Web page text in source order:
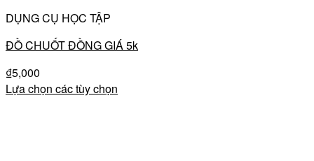
DỤNG CỤ HỌC TẬP
ĐỒ CHUỐT ĐỒNG GIÁ 5k
₫5,000
Lựa chọn các tùy chọn